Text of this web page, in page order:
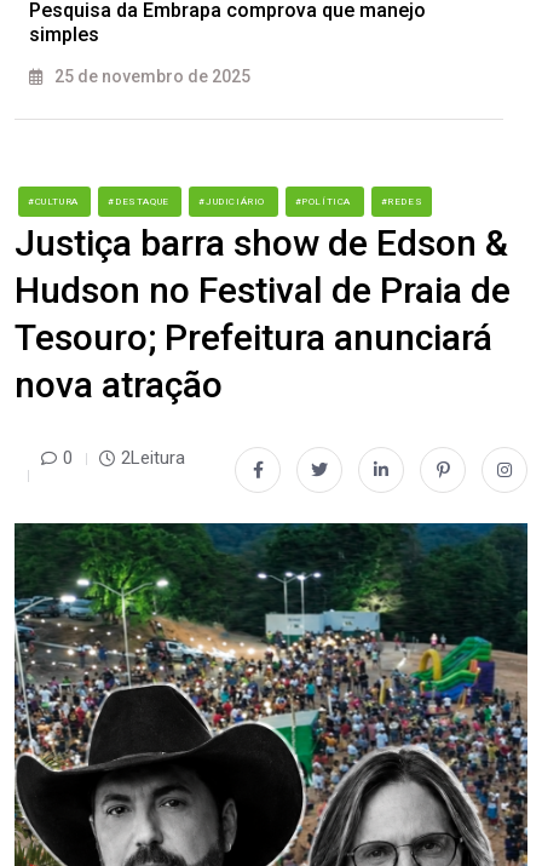
Pesquisa da Embrapa comprova que manejo
simples
25 de novembro de 2025
#CULTURA #DESTAQUE #JUDICIÁRIO #POLÍTICA #REDES
Justiça barra show de Edson &
Hudson no Festival de Praia de
Tesouro; Prefeitura anunciará
nova atração
0 2Leitura